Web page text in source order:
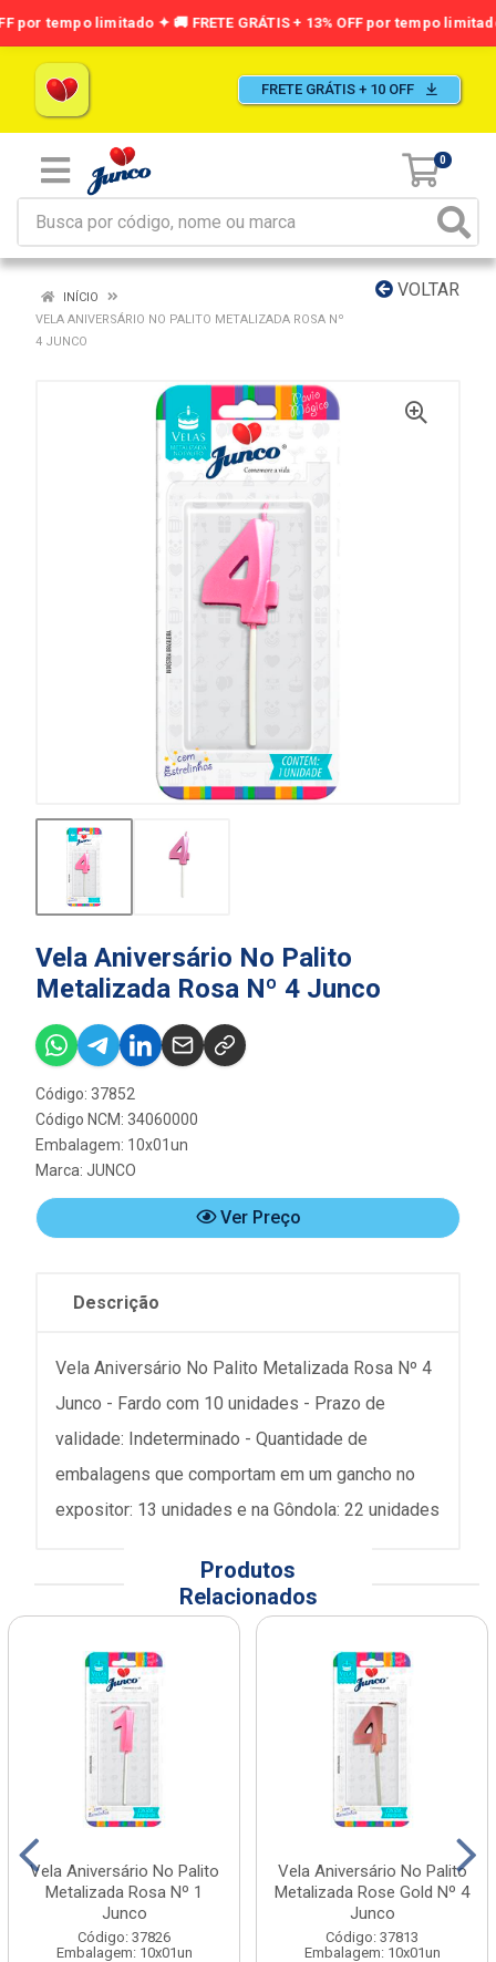
FRETE GRÁTIS + 10 OFF
0
VOLTAR
INÍCIO
VELA ANIVERSÁRIO NO PALITO METALIZADA ROSA Nº
4 JUNCO
Vela Aniversário No Palito
Metalizada Rosa Nº 4 Junco
Código: 37852
Código NCM: 34060000
Embalagem: 10x01un
Marca: JUNCO
Ver Preço
Descrição
Vela Aniversário No Palito Metalizada Rosa Nº 4
Junco - Fardo com 10 unidades - Prazo de
validade: Indeterminado - Quantidade de
embalagens que comportam em um gancho no
expositor: 13 unidades e na Gôndola: 22 unidades
Produtos
Relacionados
Vela Aniversário No Palito
Metalizada Rosa Nº 1
Junco
Código: 37826
Embalagem: 10x01un
Vela Aniversário No Palito
Metalizada Rose Gold Nº 4
Junco
Código: 37813
Embalagem: 10x01un